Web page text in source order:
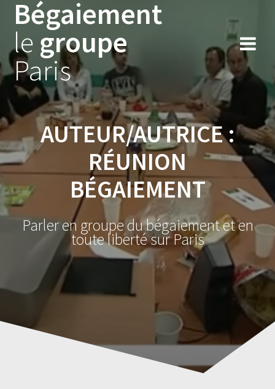
Skip
to
Bégaiement
le groupe
Paris
AUTEUR/AUTRICE :
RÉUNION
BÉGAIEMENT
Parler en groupe du bégaiement et en
toute liberté sur Paris